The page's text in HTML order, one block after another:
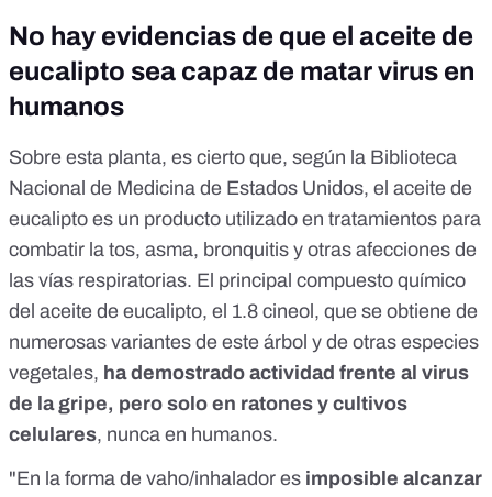
No hay evidencias de que el aceite de
eucalipto sea capaz de matar virus en
humanos
Sobre esta planta, es cierto que, según la Biblioteca
Nacional de Medicina de Estados Unidos, el aceite de
eucalipto es un producto utilizado en tratamientos para
combatir la tos, asma, bronquitis y otras afecciones de
las vías respiratorias. El principal compuesto químico
del aceite de eucalipto, el 1.8 cineol, que se obtiene de
numerosas variantes de este árbol y de otras especies
vegetales, ha demostrado actividad frente al virus
de la gripe, pero solo en ratones y cultivos
celulares, nunca en humanos.
"En la forma de vaho/inhalador es imposible alcanzar